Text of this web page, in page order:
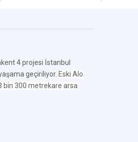
4 projesi İstanbul
geçiriliyor. Eski Alo
bin 300 metrekare arsa